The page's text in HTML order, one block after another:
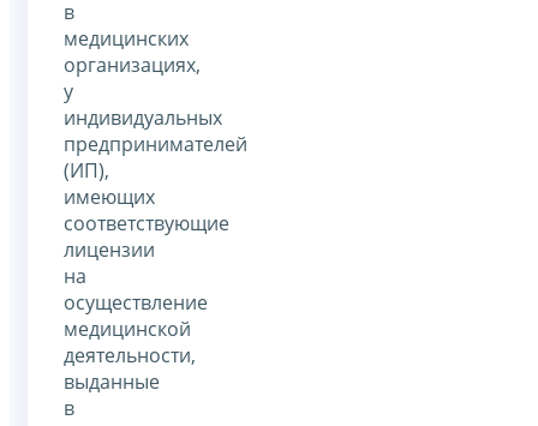
в
медицинских
организациях,
у
индивидуальных
предпринимателей
(ИП),
имеющих
соответствующие
лицензии
на
осуществление
медицинской
деятельности,
выданные
в